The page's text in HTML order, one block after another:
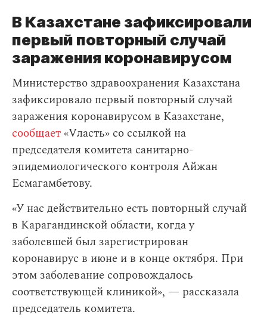
В Казахстане зафиксировали
первый повторный случай
заражения коронавирусом
Министерство здравоохранения Казахстана
зафиксировало первый повторный случай
заражения коронавирусом в Казахстане,
сообщает«Vласть» со ссылкой на
председателя комитета санитарно-
эпидемиологического контроля Айжан
Есмагамбетову.
«У нас действительно есть повторный случай
в Карагандинской области, когда у
заболевшей был зарегистрирован
коронавирус в июне и в конце октября. При
этом заболевание сопровождалось
соответствующей клиникой», — рассказала
председатель комитета.